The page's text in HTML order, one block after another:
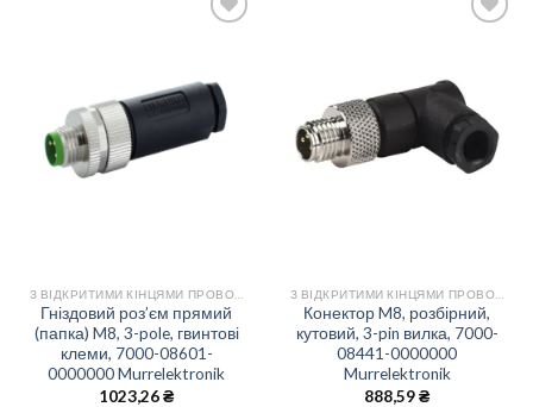
Гніздовий роз’єм прямий
(папка) M8, 3-pole, гвинтові
клеми, 7000-08601-
0000000 Murrelektronik
1023,26₴
Конектор M8, розбірний,
кутовий, 3-pin вилка, 7000-
08441-0000000
Murrelektronik
888,59₴